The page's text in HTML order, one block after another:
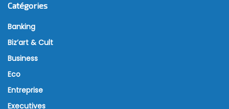
Catégories
Banking
Biz’art & Cult
Business
Eco
Entreprise
Executives